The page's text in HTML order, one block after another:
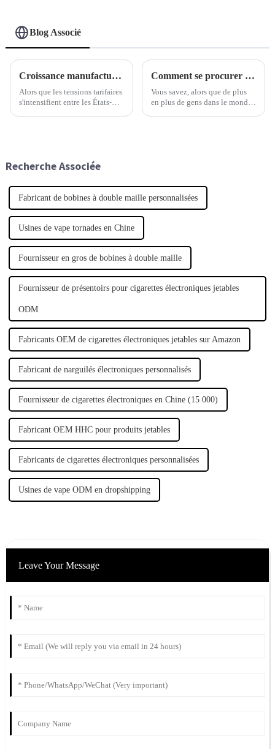
Blog Associé
Croissance manufacturière résiliente de la Chine malgré les droits de douane américains et avantage concurrentiel en matière de prix des cigarettes électroniques
Alors que les tensions tarifaires
s'intensifient entre les États-
Comment se procurer des cigarettes électroniques de haute qualité pour répondre aux besoins de votre entreprise à l'échelle mondiale
Vous savez, alors que de plus
en plus de gens dans le monde
Recherche Associée
Fabricant de bobines à double maille personnalisées
Usines de vape tornades en Chine
Fournisseur en gros de bobines à double maille
Fournisseur de présentoirs pour cigarettes électroniques jetables
ODM
Fabricants OEM de cigarettes électroniques jetables sur Amazon
Fabricant de narguilés électroniques personnalisés
Fournisseur de cigarettes électroniques en Chine (15 000)
Fabricant OEM HHC pour produits jetables
Fabricants de cigarettes électroniques personnalisées
Usines de vape ODM en dropshipping
Leave Your Message